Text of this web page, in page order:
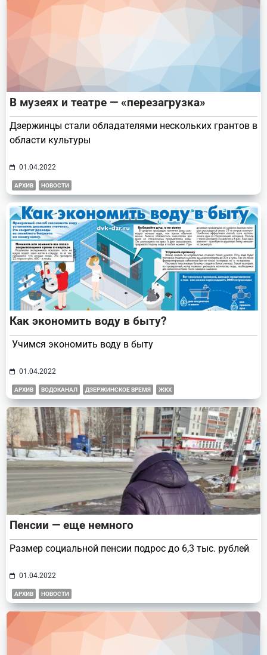
В музеях и театре — «перезагрузка»
Дзержинцы стали обладателями нескольких грантов в
области культуры
01.04.2022
АРХИВ НОВОСТИ
Как экономить воду в быту?
Учимся экономить воду в быту
01.04.2022
АРХИВ ВОДОКАНАЛ ДЗЕРЖИНСКОЕ ВРЕМЯ ЖКХ
Пенсии — еще немного
Размер социальной пенсии подрос до 6,3 тыс. рублей
01.04.2022
АРХИВ НОВОСТИ